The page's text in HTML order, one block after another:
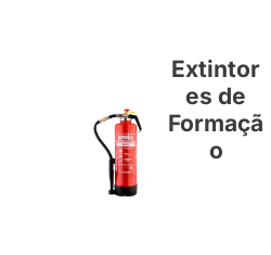
Extintor
es de
Formaçã
o